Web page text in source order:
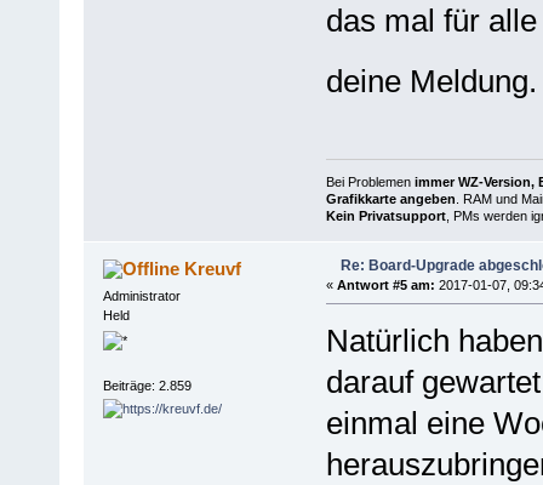
das mal für
deine
Bei Problemen immer WZ-Version,
Grafikkarte angeben . RAM und
Kein Privatsupport, PMs werden
Kreuvf
Administrator
Held
Beiträge: 2.859
Re: Board-Upgrade
« Antwort #5 am: 2017-01-07,
Natürlich
darauf
einmal eine